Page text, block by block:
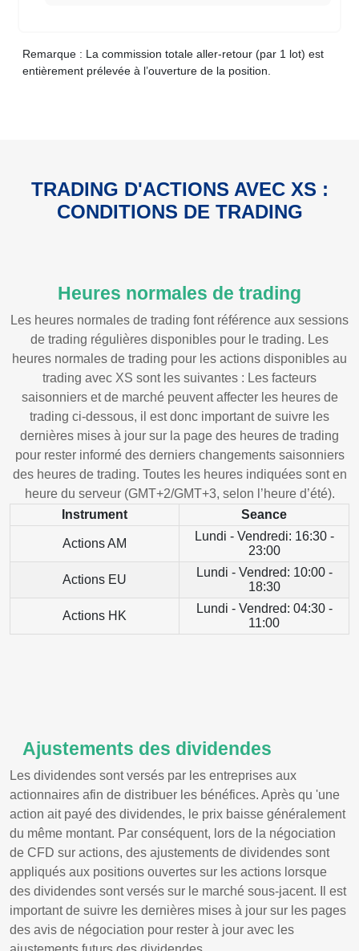
Remarque : La commission totale aller-retour (par 1 lot) est
entièrement prélevée à l’ouverture de la position.
TRADING D'ACTIONS AVEC XS :
CONDITIONS DE TRADING
Heures normales de trading
Les heures normales de trading font référence aux sessions
de trading régulières disponibles pour le trading. Les
heures normales de trading pour les actions disponibles au
trading avec XS sont les suivantes : Les facteurs
saisonniers et de marché peuvent affecter les heures de
trading ci-dessous, il est donc important de suivre les
dernières mises à jour sur la page des heures de trading
pour rester informé des derniers changements saisonniers
des heures de trading. Toutes les heures indiquées sont en
heure du serveur (GMT+2/GMT+3, selon l’heure d’été).
Instrument
Seance
Actions AM
Lundi - Vendredi: 16:30 -
23:00
Actions EU
Lundi - Vendred: 10:00 -
18:30
Actions HK
Lundi - Vendred: 04:30 -
11:00
Ajustements des dividendes
Les dividendes sont versés par les entreprises aux
actionnaires afin de distribuer les bénéfices. Après qu 'une
action ait payé des dividendes, le prix baisse généralement
du même montant. Par conséquent, lors de la négociation
de CFD sur actions, des ajustements de dividendes sont
appliqués aux positions ouvertes sur les actions lorsque
des dividendes sont versés sur le marché sous-jacent. Il est
important de suivre les dernières mises à jour sur les pages
des avis de négociation pour rester à jour avec les